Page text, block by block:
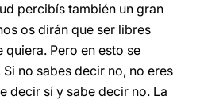
percibís también un gran
os dirán que ser libres
Pero en esto se
no sabes decir no, no eres
decir sí y sabe decir no. La